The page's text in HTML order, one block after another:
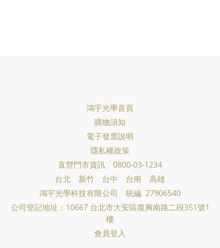
鴻宇光學首頁
購物須知
電子發票說明
隱私權政策
直營門市資訊 0800-03-1234
台北 新竹 台中 台南 高雄
鴻宇光學科技有限公司 統編 27906540
公司登記地址：10667 台北市大安區復興南路二段351號1
樓
會員登入